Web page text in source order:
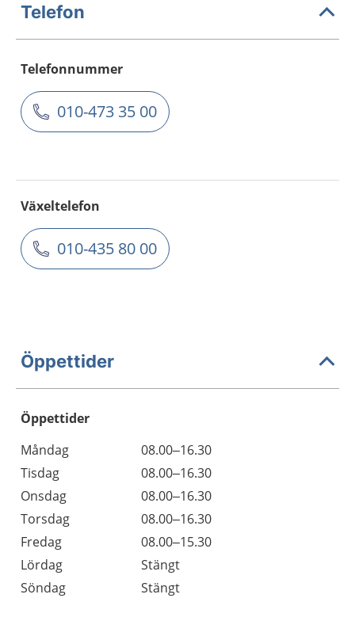
Telefon
Telefonnummer
010-473 35 00
Växeltelefon
010-435 80 00
Öppettider
Öppettider
Dag
Öppettider
Kommentarer
Måndag
08.00–16.30
Tisdag
08.00–16.30
Onsdag
08.00–16.30
Torsdag
08.00–16.30
Fredag
08.00–15.30
Lördag
Stängt
Söndag
Stängt